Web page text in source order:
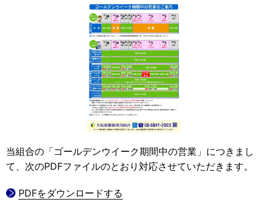
当組合の「ゴールデンウイーク期間中の営業」につきまし
て、次のPDFファイルのとおり対応させていただきます。
PDFをダウンロードする